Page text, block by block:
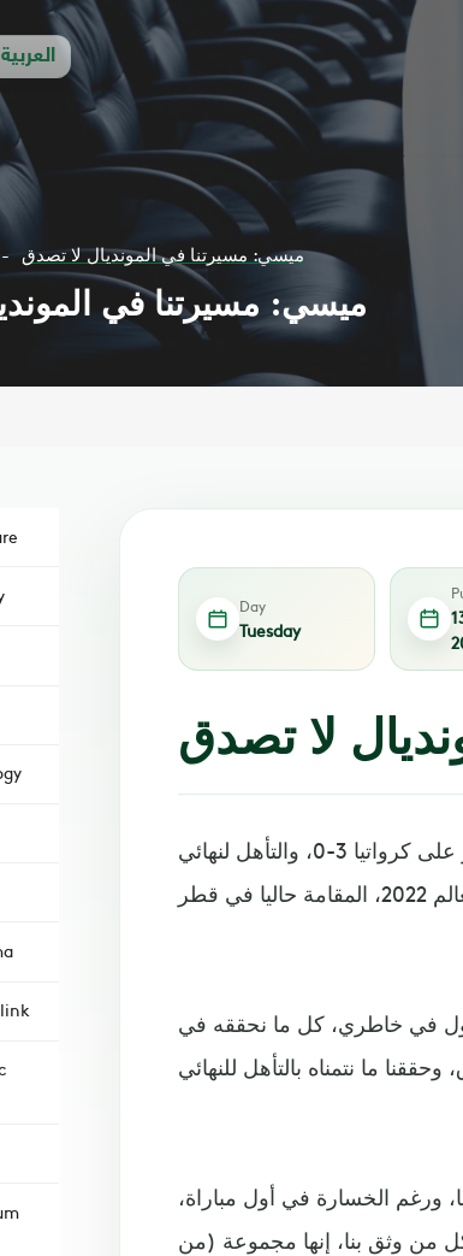
العربية
ميسي: مسيرتنا في المونديال لا تصدق
ميسي: مسيرتنا في
Day
Tuesday
لا تصدق
أبدى ليونيل ميسي نجم منتخب الأرجنتين سعادته الكبيرة بالفوز على كرواتيا 3-0، والتأهل لنهائي
في خاطري، كل ما نحققه في
ورغم الخسارة في أول مباراة،
من وثق بنا، إنها مجموعة (من